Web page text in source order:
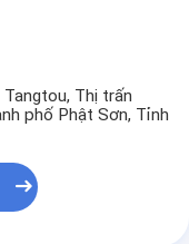
Thị trấn
phố Phật Sơn, Tỉnh